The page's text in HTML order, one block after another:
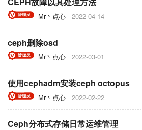
Mr丶点心 2022-04-14
ceph删除osd
Mr丶点心 2022-03-01
使用cephadm安装ceph octopus
Mr丶点心 2022-02-22
Ceph分布式存储日常运维管理